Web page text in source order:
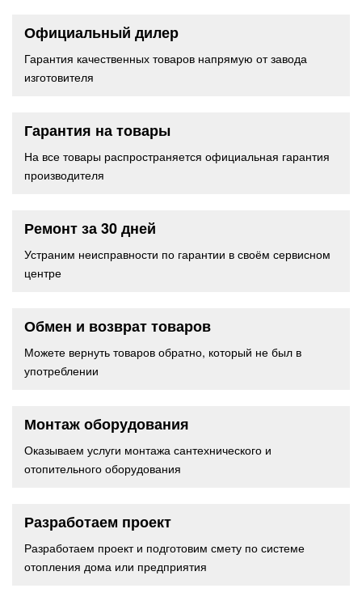
Официальный дилер
Гарантия качественных товаров напрямую от завода
изготовителя
Гарантия на товары
На все товары распространяется официальная гарантия
производителя
Ремонт за 30 дней
Устраним неисправности по гарантии в своём сервисном
центре
Обмен и возврат товаров
Можете вернуть товаров обратно, который не был в
употреблении
Монтаж оборудования
Оказываем услуги монтажа сантехнического и
отопительного оборудования
Разработаем проект
Разработаем проект и подготовим смету по системе
отопления дома или предприятия